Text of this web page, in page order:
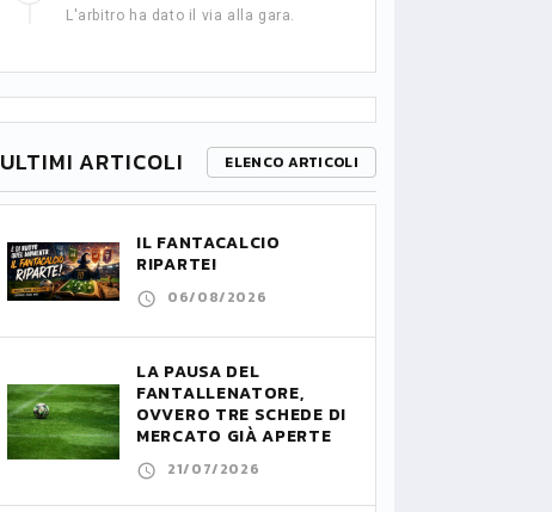
L'arbitro ha dato il via alla gara.
ULTIMI ARTICOLI ELENCO ARTICOLI
IL FANTACALCIO
RIPARTE!
06/08/2026
LA PAUSA DEL
FANTALLENATORE,
OVVERO TRE SCHEDE DI
MERCATO GIÀ APERTE
21/07/2026